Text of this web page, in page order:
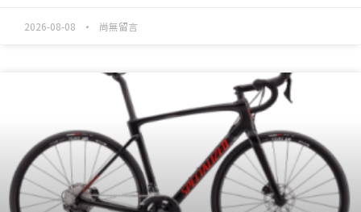
2026-08-08 尚無留言